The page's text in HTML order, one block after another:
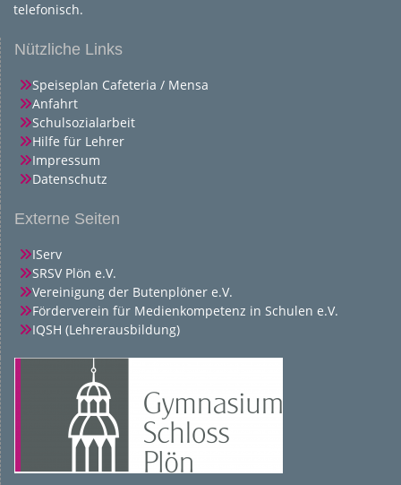
telefonisch.
Nützliche Links
Speiseplan Cafeteria / Mensa
Anfahrt
Schulsozialarbeit
Hilfe für Lehrer
Impressum
Datenschutz
Externe Seiten
IServ
SRSV Plön e.V.
Vereinigung der Butenplöner e.V.
Förderverein für Medienkompetenz in Schulen e.V.
IQSH (Lehrerausbildung)